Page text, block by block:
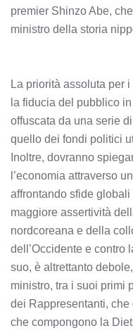
premier Shinzo Abe,
ministro della storia
La priorità assoluta per
la fiducia del pubblico
offuscata da una serie
quello dei fondi politici
Inoltre, dovranno
l’economia attraverso
affrontando sfide
maggiore assertività
nordcoreana e della
dell’Occidente e contro
suo, è altrettanto
ministro, tra i suoi primi
dei Rappresentanti,
che compongono la